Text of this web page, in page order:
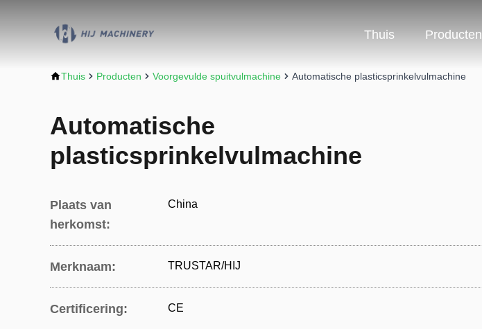
Thuis Producten
Thuis Producten Voorgevulde spuitvulmachine Automatische plasticsprinkelvulmachine
Automatische
plasticsprinkelvulmachine
Plaats van
herkomst:
China
Merknaam: TRUSTAR/HIJ
Certificering: CE